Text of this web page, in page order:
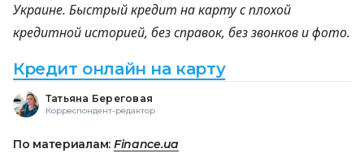
Украине. Быстрый кредит на карту с плохой
кредитной историей, без справок, без звонков и фото.
Кредит онлайн на карту
Татьяна Береговая
Корреспондент-редактор
По материалам: Finance.ua